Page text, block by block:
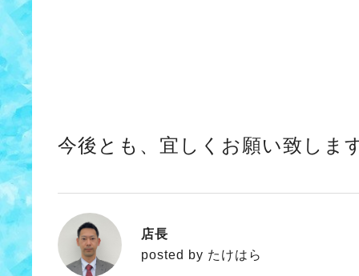
今後とも、宜しくお願い致しま
たけはら
店長
posted by たけはら